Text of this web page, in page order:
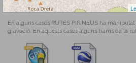
En alguns casos RUTES PIRINEUS ha
gravació. En aquests casos alguns trams de la